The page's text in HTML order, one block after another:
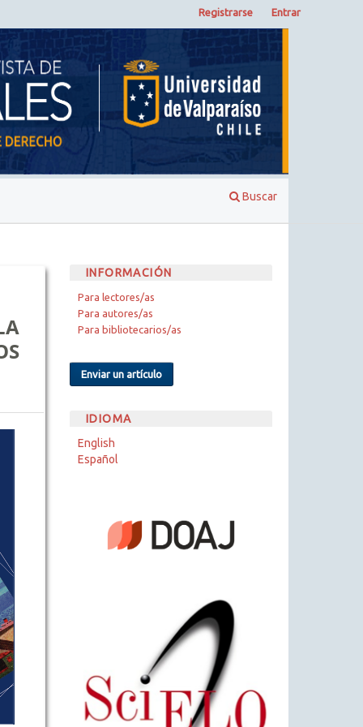
Buscar
Registrarse Entrar
INFORMACIÓN
Para lectores/as
Para autores/as
Para bibliotecarios/as
Enviar un artículo
IDIOMA
English
Español